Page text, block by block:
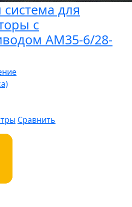
для
с
AM35-6/28-
Этот
Сравнить